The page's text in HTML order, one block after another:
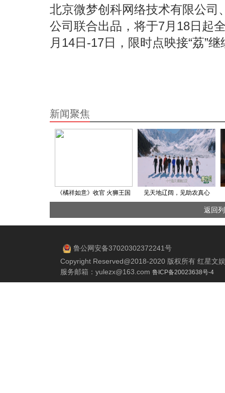
北京微梦创科网络技术有限公司
公司联合出品，将于7月18日 起
月14日-17日，限时点映接“荔”继
新闻聚焦
《橘祥如意》收官 火狮王国
见天地辽阔，见助农真心
《种地吧4》发布双宣传片
返回
鲁公网安备37020302372241号
Copyright Reserved@2018-2020 版权所有 红星文
服务邮箱： yulezx@163.com 鲁ICP备20023638号-4